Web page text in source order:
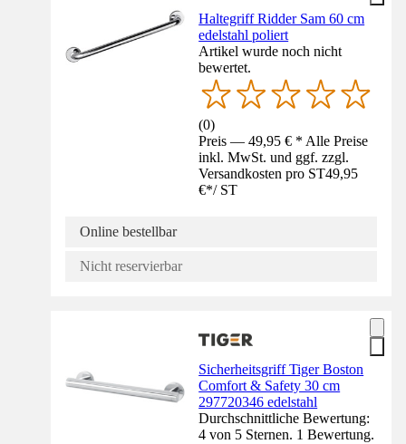
Haltegriff Ridder Sam 60 cm
edelstahl poliert
Artikel wurde noch nicht
bewertet.
(0)
Preis — 49,95 € * Alle Preise
inkl. MwSt. und ggf. zzgl.
Versandkosten pro ST49,95
€*/ ST
Online bestellbar
Nicht reservierbar
Sicherheitsgriff Tiger Boston
Comfort & Safety 30 cm
297720346 edelstahl
Durchschnittliche Bewertung:
4 von 5 Sternen. 1 Bewertung.